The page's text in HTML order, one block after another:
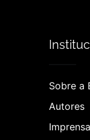
Sobre a
Autores